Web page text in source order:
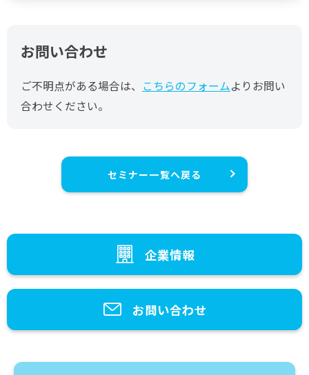
お問い合わせ
ご不明点がある場合は、 こちらのフォームよりお問い
合わせください。
セミナー一覧へ戻る
企業情報
お問い合わせ